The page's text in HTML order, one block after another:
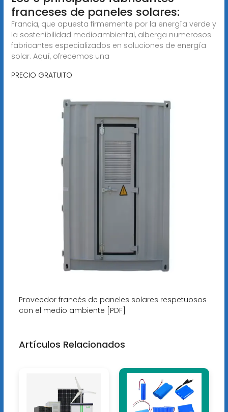
franceses de paneles solares:
Francia, que apuesta firmemente por la energía verde y
la sostenibilidad medioambiental, alberga numerosos
fabricantes especializados en soluciones de energía
solar. Aquí, ofrecemos una
PRECIO GRATUITO
Proveedor francés de paneles solares respetuosos
con el medio ambiente [PDF]
Artículos Relacionados